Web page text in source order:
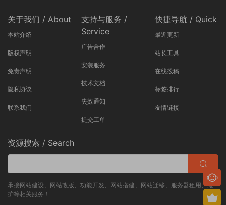
关于我们 / About
本站介绍
版权声明
免责声明
隐私协议
联系我们
支持与服务 /
Service
广告合作
安装服务
技术文档
失效通知
提交工单
快捷导航 / Quick
最近更新
站长工具
在线投稿
标签排行
友情链接
资源搜索 / Search
承接网站建设、网站改版、功能开发、网站搭建、网站迁移、服务器租用、维
护等相关服务！